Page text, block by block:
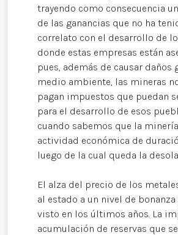
trayendo como consecuencia
de las ganancias que no ha
correlato con el desarrollo de
donde estas empresas están
pues, además de causar daños
medio ambiente, las mineras
pagan impuestos que puedan
para el desarrollo de esos
cuando sabemos que la
actividad económica de
luego de la cual queda la
El alza del precio de los
al estado a un nivel de bonanza
visto en los últimos años. La
acumulación de reservas que